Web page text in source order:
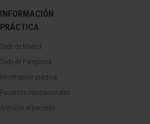
INFORMACIÓN
PRÁCTICA
Sede de Madrid
Sede de Pamplona
Información práctica
Pacientes internacionales
Atención al paciente